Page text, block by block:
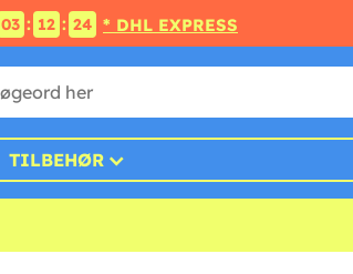
03 : 12 : 23 * DHL EXPRESS
TILBEHØR